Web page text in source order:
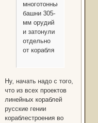
многотонные
башни 305-
мм орудий
и затонули
отдельно
от корабля
Ну, начать надо с того,
что из всех проектов
линейных кораблей
русские гении
кораблестроения во